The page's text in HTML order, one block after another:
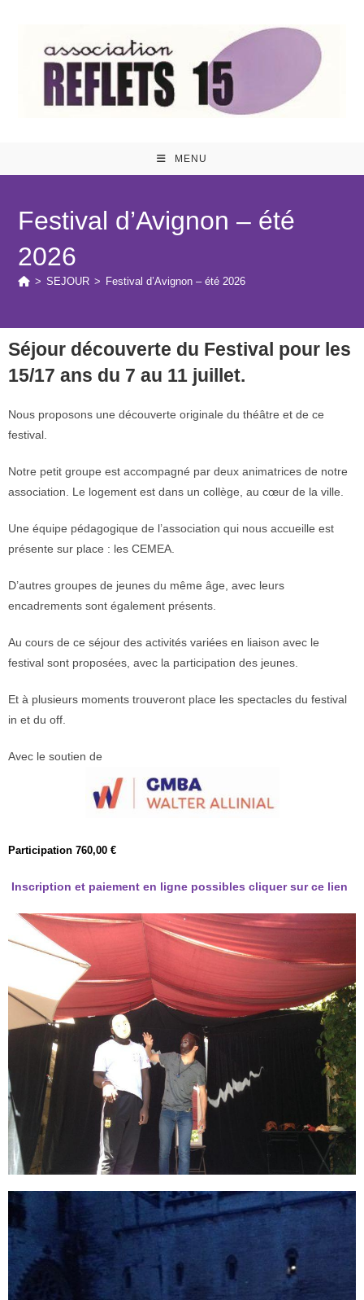
MENU
Festival d’Avignon – été
2026
> SEJOUR > Festival d’Avignon – été 2026
Séjour découverte du Festival pour les
15/17 ans du 7 au 11 juillet.
Nous proposons une découverte originale du théâtre et de ce
festival.
Notre petit groupe est accompagné par deux animatrices de notre
association. Le logement est dans un collège, au cœur de la ville.
Une équipe pédagogique de l’association qui nous accueille est
présente sur place : les CEMEA.
D’autres groupes de jeunes du même âge, avec leurs
encadrements sont également présents.
Au cours de ce séjour des activités variées en liaison avec le
festival sont proposées, avec la participation des jeunes.
Et à plusieurs moments trouveront place les spectacles du festival
in et du off.
Avec le soutien de
Participation 760,00 €
Inscription et paiement en ligne possibles cliquer sur ce lien